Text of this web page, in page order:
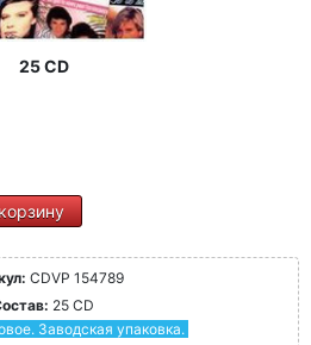
25 CD
CDVP 154789
25 CD
Заводская упаковка.